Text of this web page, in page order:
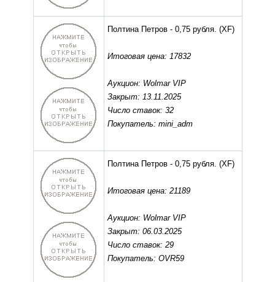
Полтина Петров - 0,75 рубля. (XF)
Итоговая цена: 17832
Аукцион: Wolmar VIP
Закрыт: 13.11.2025
Число ставок: 32
Покупатель: mini_adm
Полтина Петров - 0,75 рубля. (XF)
Итоговая цена: 21189
Аукцион: Wolmar VIP
Закрыт: 06.03.2025
Число ставок: 29
Покупатель: OVR59